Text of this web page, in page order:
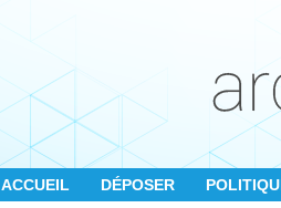
ACCUEIL DÉPOSER